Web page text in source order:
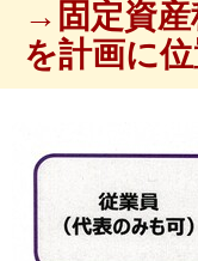
→固定資産
を計画に